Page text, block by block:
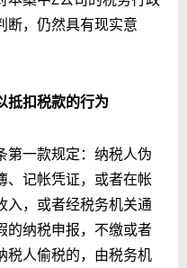
断，仍然具有现实意
抵扣税款的行为
第一款规定：纳税人伪
、记帐凭证，或者在帐
入，或者经税务机关通
的纳税申报，不缴或者
税人偷税的，由税务机